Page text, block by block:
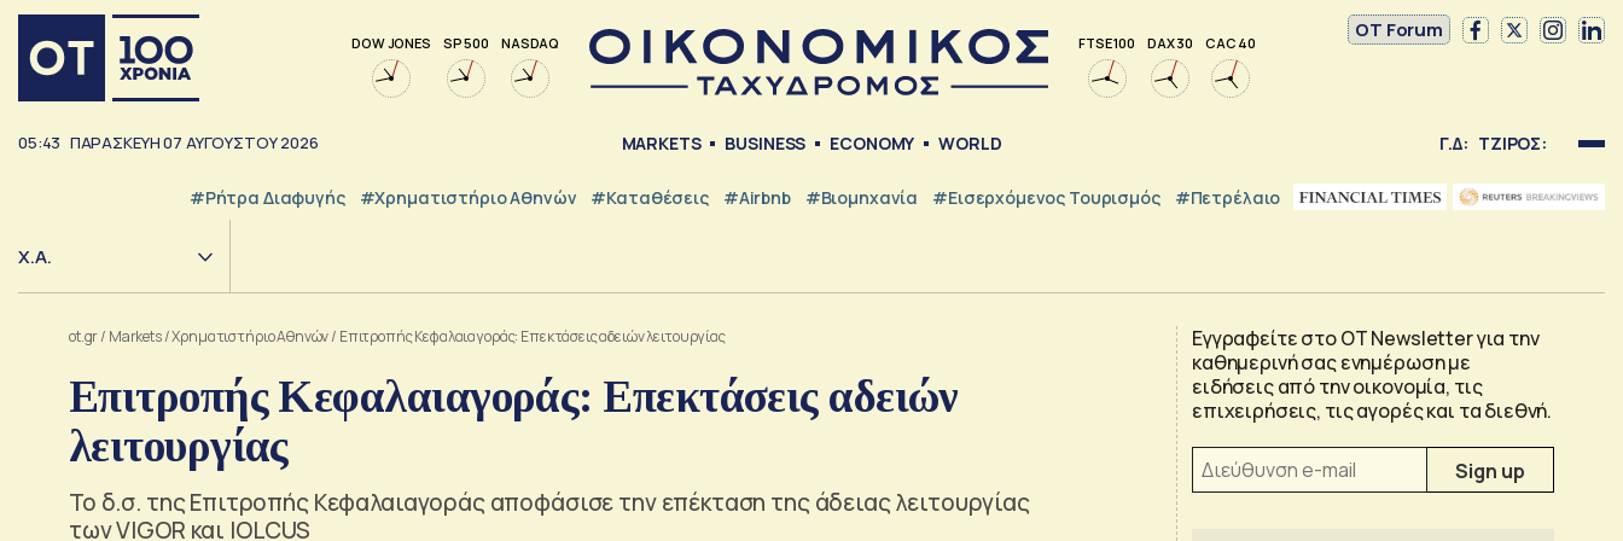
DOW JONES SP 500 NASDAQ FTSE 100 DAX 30 CAC 40
OT Forum
05:43 ΠΑΡΑΣΚΕΥΗ07 ΑΥΓΟΥΣΤΟΥ2026 MARKETS BUSINESS ECONOMY WORLD Γ.Δ: ΤΖΙΡΟΣ:
#ρήτρα Διαφυγής #Χρηματιστήριο Αθηνών #Καταθέσεις #Airbnb #Βιομηχανία #εισερχόμενος Τουρισμός #Πετρέλαιο
Χ.Α.
ot.gr/ Markets/Xρηματιστήριο Αθηνών/ Επιτροπής Κεφαλαιαγοράς: Επεκτάσεις αδειών λειτουργίας
Επιτροπής Κεφαλαιαγοράς: Επεκτάσεις αδειών
λειτουργίας
Το δ.σ. της Επιτροπής Κεφαλαιαγοράς αποφάσισε την επέκταση της άδειας λειτουργίας
των VIGOR και IOLCUS
Εγγραφείτε στο OT Newsletter για την
καθημερινή σας ενημέρωση με
ειδήσεις από την οικονομία, τις
επιχειρήσεις, τις αγορές και τα διεθνή.